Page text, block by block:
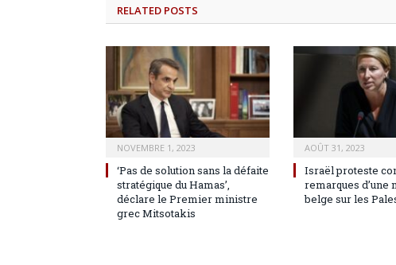
RELATED POSTS
NOVEMBRE 1, 2023
‘Pas de solution sans la défaite
stratégique du Hamas’,
déclare le Premier ministre
grec Mitsotakis
AOÛT 31, 2023
Israël proteste
remarques d’une
belge sur les